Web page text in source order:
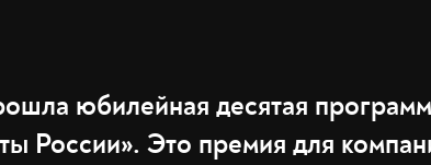
юбилейная десятая
России». Это премия для